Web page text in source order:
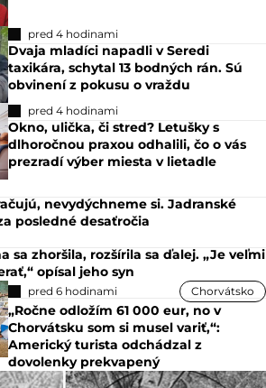
pred 4 hodinami
Dvaja mladíci napadli v Seredi
taxikára, schytal 13 bodných rán. Sú
obvinení z pokusu o vraždu
pred 4 hodinami
Okno, ulička, či stred? Letušky s
dlhoročnou praxou odhalili, čo o vás
prezradí výber miesta v lietadle
nevydýchneme si. Jadranské
posledné desaťročia
sa zhoršila, rozšírila sa ďalej. „Je veľmi
opísal jeho syn
pred 6 hodinami Chorvátsko
„Ročne odložím 61 000 eur, no v
Chorvátsku som si musel variť,“:
Americký turista odchádzal z
dovolenky prekvapený